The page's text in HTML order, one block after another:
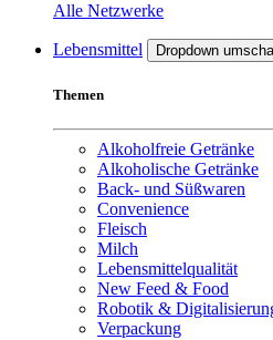
Alle Netzwerke
Lebensmittel Dropdown
Themen
Alkoholfreie Getränke
Alkoholische Getränke
Back- und Süßwaren
Convenience
Fleisch
Milch
Lebensmittelqualität
New Feed & Food
Robotik &
Verpackung